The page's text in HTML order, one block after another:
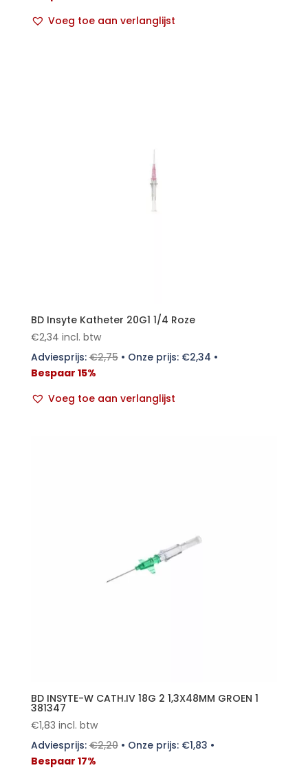
Voeg toe aan verlanglijst
BD Insyte Katheter 20G1 1/4 Roze
€2,34 incl. btw
Adviesprijs:€2,75• Onze prijs: €2,34 •
Bespaar 15%
Voeg toe aan verlanglijst
BD INSYTE-W CATH.IV 18G 2 1,3X48MM GROEN 1
381347
€1,83 incl. btw
Adviesprijs:€2,20• Onze prijs: €1,83 •
Bespaar 17%